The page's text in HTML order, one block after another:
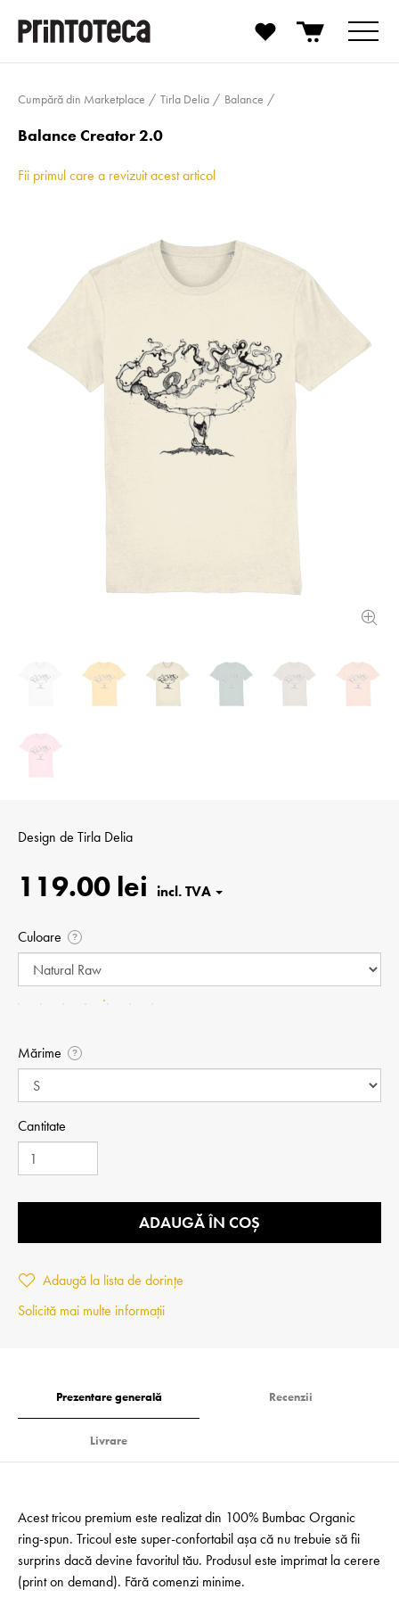
Cumpără din Marketplace Tirla Delia Balance
Balance Creator 2.0
Fii primul care a revizuit acest articol
Design de Tirla Delia
119.00 lei
Culoare ?
Mărime ?
Cantitate
ADAUGĂ ÎN COȘ
Adaugă la lista de dorințe
Solicită mai multe informații
Prezentare generală Recenzii
Livrare
Acest tricou premium este realizat din 100% Bumbac Organic
ring-spun. Tricoul este super-confortabil așa că nu trebuie să fii
surprins dacă devine favoritul tău. Produsul este imprimat la cerere
(print on demand). Fără comenzi minime.